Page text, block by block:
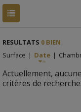
RESULTATS 0 BIEN
Surface | Date |
Actuellement,
critères de recherche.